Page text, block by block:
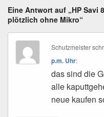
Eine Antwort auf „HP Savi
plötzlich ohne Mikro“
Schutzmeister
p.m. Uhr:
das sind die
alle
neue kaufen